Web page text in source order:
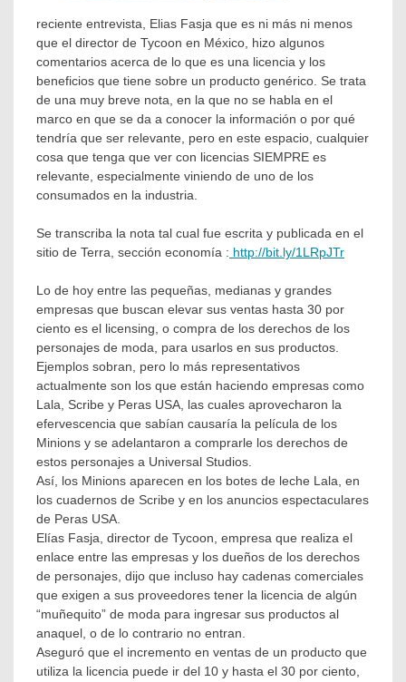
reciente entrevista, Elias Fasja que es ni más ni menos
que el director de Tycoon en México, hizo algunos
comentarios acerca de lo que es una licencia y los
beneficios que tiene sobre un producto genérico. Se trata
de una muy breve nota, en la que no se habla en el
marco en que se da a conocer la información o por qué
tendría que ser relevante, pero en este espacio, cualquier
cosa que tenga que ver con licencias SIEMPRE es
relevante, especialmente viniendo de uno de los
consumados en la industria.
Se transcriba la nota tal cual fue escrita y publicada en el
sitio de Terra, sección economía : http://bit.ly/1LRpJTr
Lo de hoy entre las pequeñas, medianas y grandes
empresas que buscan elevar sus ventas hasta 30 por
ciento es el licensing, o compra de los derechos de los
personajes de moda, para usarlos en sus productos.
Ejemplos sobran, pero lo más representativos
actualmente son los que están haciendo empresas como
Lala, Scribe y Peras USA, las cuales aprovecharon la
efervescencia que sabían causaría la película de los
Minions y se adelantaron a comprarle los derechos de
estos personajes a Universal Studios.
Así, los Minions aparecen en los botes de leche Lala, en
los cuadernos de Scribe y en los anuncios espectaculares
de Peras USA.
Elías Fasja, director de Tycoon, empresa que realiza el
enlace entre las empresas y los dueños de los derechos
de personajes, dijo que incluso hay cadenas comerciales
que exigen a sus proveedores tener la licencia de algún
“muñequito” de moda para ingresar sus productos al
anaquel, o de lo contrario no entran.
Aseguró que el incremento en ventas de un producto que
utiliza la licencia puede ir del 10 y hasta el 30 por ciento,